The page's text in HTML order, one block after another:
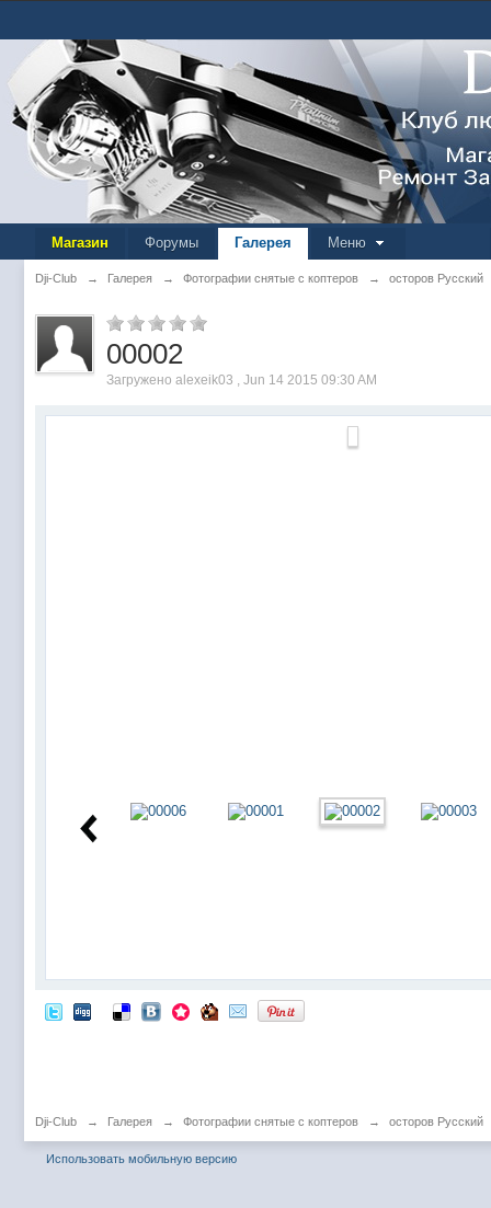
Магазин Форумы Галерея Меню
Dji-Club → Галерея → Фотографии снятые с коптеров → осторов Русский
00002
Загружено alexeik03 , Jun 14 2015 09:30 AM
Dji-Club → Галерея → Фотографии снятые с коптеров → осторов Русский
Использовать мобильную версию